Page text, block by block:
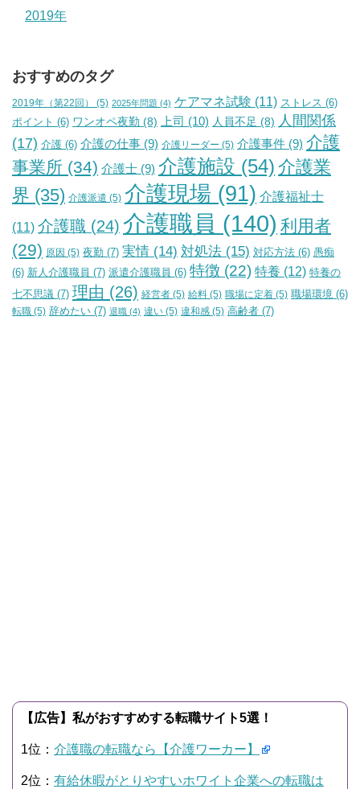
2019年
おすすめのタグ
2019年（第22回） (5) 2025年問題 (4) ケアマネ試験 (11) ストレス (6)
ポイント (6) ワンオペ夜勤 (8) 上司 (10) 人員不足 (8) 人間関係
(17) 介護 (6) 介護の仕事 (9) 介護リーダー (5) 介護事件 (9) 介護
事業所 (34) 介護士 (9) 介護施設 (54) 介護業
界 (35) 介護派遣 (5) 介護現場 (91) 介護福祉士
(11) 介護職 (24) 介護職員 (140) 利用者
(29) 原因 (5) 夜勤 (7) 実情 (14) 対処法 (15) 対応方法 (6) 愚痴
(6) 新人介護職員 (7) 派遣介護職員 (6) 特徴 (22) 特養 (12) 特養の
七不思議 (7) 理由 (26) 経営者 (5) 給料 (5) 職場に定着 (5) 職場環境 (6)
転職 (5) 辞めたい (7) 退職 (4) 違い (5) 違和感 (5) 高齢者 (7)
【広告】私がおすすめする転職サイト5選！
1位： 介護職の転職なら【介護ワーカー】
2位： 有給休暇がとりやすいホワイト企業への転職は